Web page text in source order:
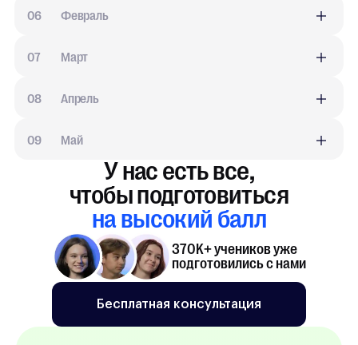
06 Февраль
07 Март
08 Апрель
09 Май
У нас есть все,
чтобы подготовиться
на высокий балл
370K+ учеников уже
подготовились с нами
Бесплатная консультация